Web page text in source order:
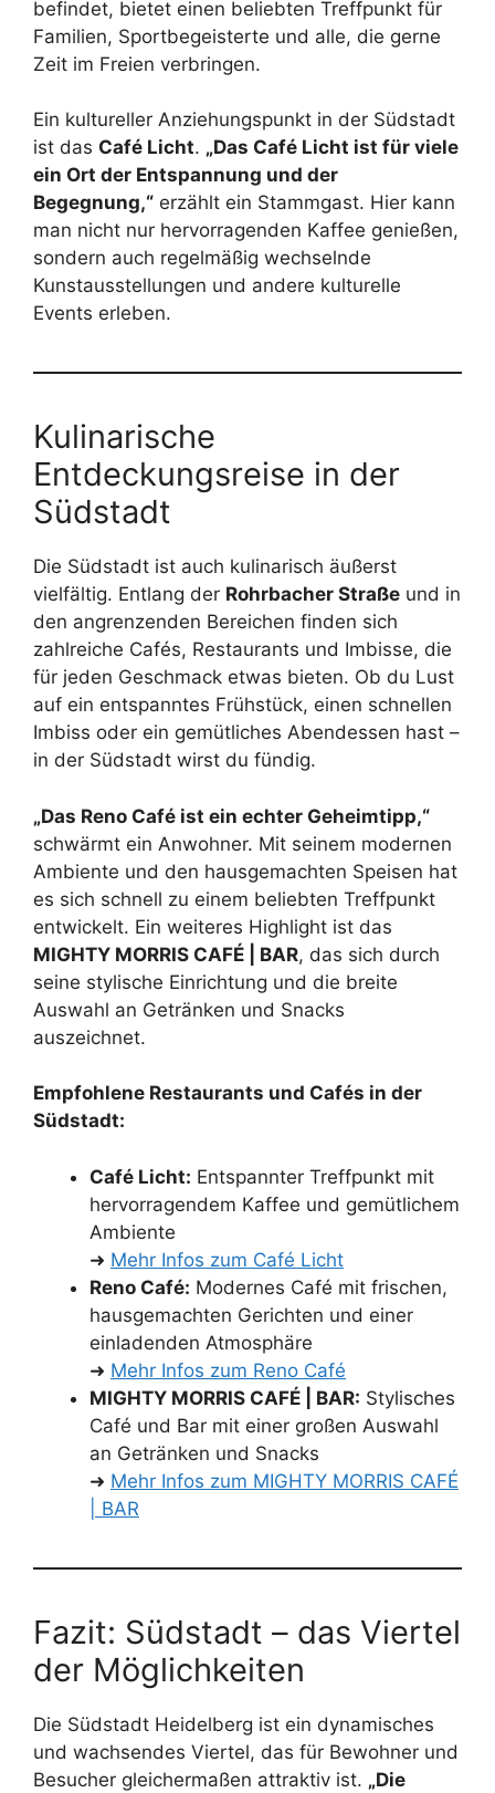
befindet, bietet einen beliebten Treffpunkt für
Familien, Sportbegeisterte und alle, die gerne
Zeit im Freien verbringen.
Ein kultureller Anziehungspunkt in der Südstadt
ist das Café Licht. „Das Café Licht ist für viele
ein Ort der Entspannung und der
Begegnung,“ erzählt ein Stammgast. Hier kann
man nicht nur hervorragenden Kaffee genießen,
sondern auch regelmäßig wechselnde
Kunstausstellungen und andere kulturelle
Events erleben.
Kulinarische
Entdeckungsreise in der
Südstadt
Die Südstadt ist auch kulinarisch äußerst
vielfältig. Entlang der Rohrbacher Straße und in
den angrenzenden Bereichen finden sich
zahlreiche Cafés, Restaurants und Imbisse, die
für jeden Geschmack etwas bieten. Ob du Lust
auf ein entspanntes Frühstück, einen schnellen
Imbiss oder ein gemütliches Abendessen hast –
in der Südstadt wirst du fündig.
„Das Reno Café ist ein echter Geheimtipp,“
schwärmt ein Anwohner. Mit seinem modernen
Ambiente und den hausgemachten Speisen hat
es sich schnell zu einem beliebten Treffpunkt
entwickelt. Ein weiteres Highlight ist das
MIGHTY MORRIS CAFÉ | BAR, das sich durch
seine stylische Einrichtung und die breite
Auswahl an Getränken und Snacks
auszeichnet.
Empfohlene Restaurants und Cafés in der
Südstadt:
Café Licht: Entspannter Treffpunkt mit
hervorragendem Kaffee und gemütlichem
Ambiente
➜ Mehr Infos zum Café Licht
Reno Café: Modernes Café mit frischen,
hausgemachten Gerichten und einer
einladenden Atmosphäre
➜ Mehr Infos zum Reno Café
MIGHTY MORRIS CAFÉ | BAR: Stylisches
Café und Bar mit einer großen Auswahl
an Getränken und Snacks
➜ Mehr Infos zum MIGHTY MORRIS CAFÉ
| BAR
Fazit: Südstadt – das Viertel
der Möglichkeiten
Die Südstadt Heidelberg ist ein dynamisches
und wachsendes Viertel, das für Bewohner und
Besucher gleichermaßen attraktiv ist. „Die